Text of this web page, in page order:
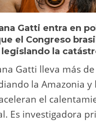
Gatti entra en
el Congreso
legislando la
Gatti lleva más
la Amazonia y
el
Es investigadora